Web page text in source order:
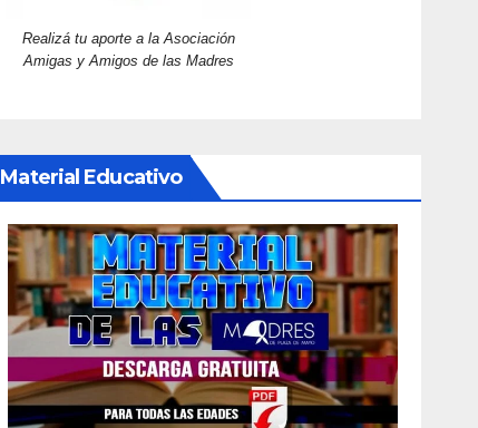
Realizá tu aporte a la Asociación
Amigas y Amigos de las Madres
Material Educativo